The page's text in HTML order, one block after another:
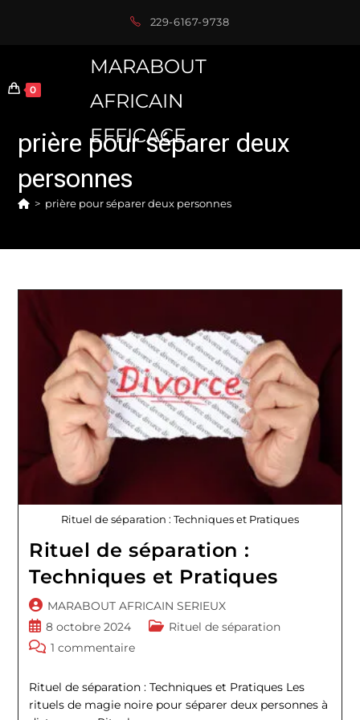
229-6167-9738
0
MARABOUT
AFRICAIN
EFFICACE
prière pour séparer deux
personnes
> prière pour séparer deux personnes
Rituel de séparation : Techniques et Pratiques
Rituel de séparation :
Techniques et Pratiques
Auteur/autrice
de
la
publication :
MARABOUT AFRICAIN SERIEUX
Publication
publiée :
8 octobre 2024
PostRituel de séparation
Commentaires
la
publication :
1 commentaire
Rituel de séparation : Techniques et Pratiques Les
rituels de magie noire pour séparer deux personnes à